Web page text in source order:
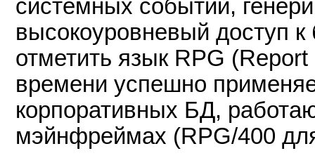
системных событий,
высокоуровневый доступ
отметить язык RPG
времени успешно
корпоративных БД,
мэйнфреймах (RPG/400